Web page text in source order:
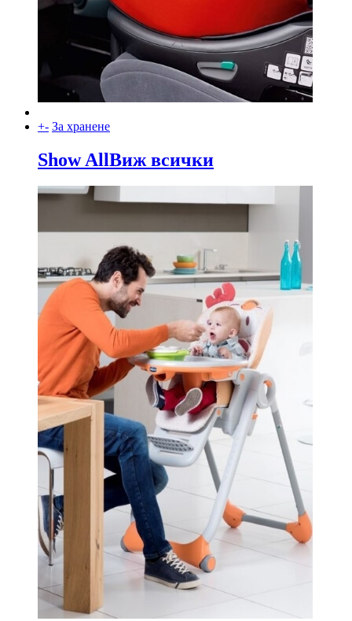
+- За хранене
Show AllВиж всички